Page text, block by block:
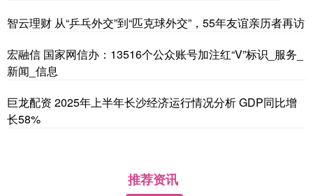
智云理财 从“乒乓外交”到“匹克球外交”，55年友谊亲历者再访
宏融信 国家网信办：13516个公众账号加注红“V”标识_服务_
新闻_信息
巨龙配资 2025年上半年长沙经济运行情况分析 GDP同比增
长58%
推荐资讯